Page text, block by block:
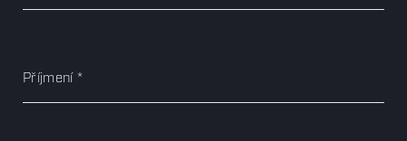
Příjmení